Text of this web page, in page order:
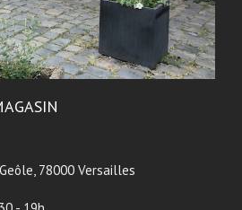
78000 Versailles